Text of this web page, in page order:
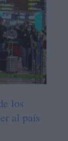
los
al país